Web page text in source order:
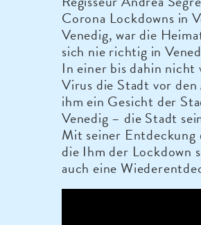
Corona Lockdowns in
Venedig, war die
sich nie richtig in
In einer bis dahin
Virus die Stadt vor den
ihm ein Gesicht der
Venedig – die Stadt
Mit seiner Entdeckung
die Ihm der Lockdown
auch eine